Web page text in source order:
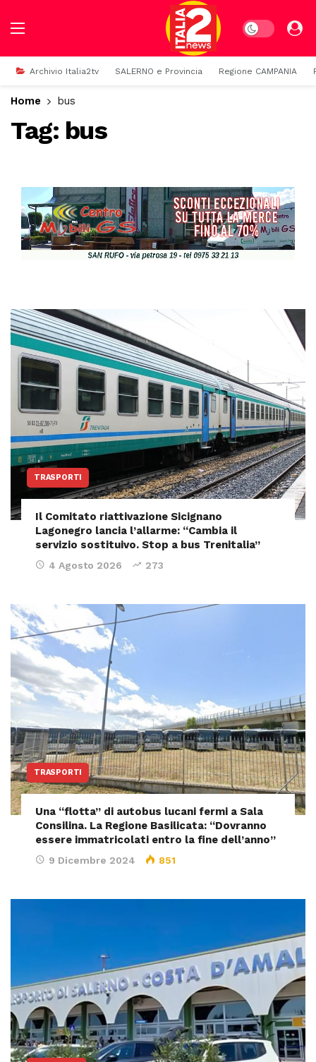
Dark mode
Archivio Italia2tv SALERNO e Provincia Regione CAMPANIA
Home bus
Tag: bus
TRASPORTI
Il Comitato riattivazione Sicignano
Lagonegro lancia l’allarme: “Cambia il
servizio sostituivo. Stop a bus Trenitalia”
4 Agosto 2026 273
TRASPORTI
Una “flotta” di autobus lucani fermi a Sala
Consilina. La Regione Basilicata: “Dovranno
essere immatricolati entro la fine dell’anno”
9 Dicembre 2024 851